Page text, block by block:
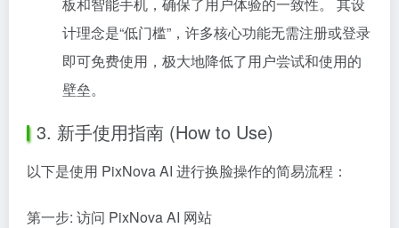
计理念是“低门槛”，许多核心功能无需注册或登录
即可免费使用，极大地降低了用户尝试和使用的
壁垒。
3. 新手使用指南 (How to Use)
以下是使用 PixNova AI 进行换脸操作的简易流程：
第一步: 访问 PixNova AI 网站